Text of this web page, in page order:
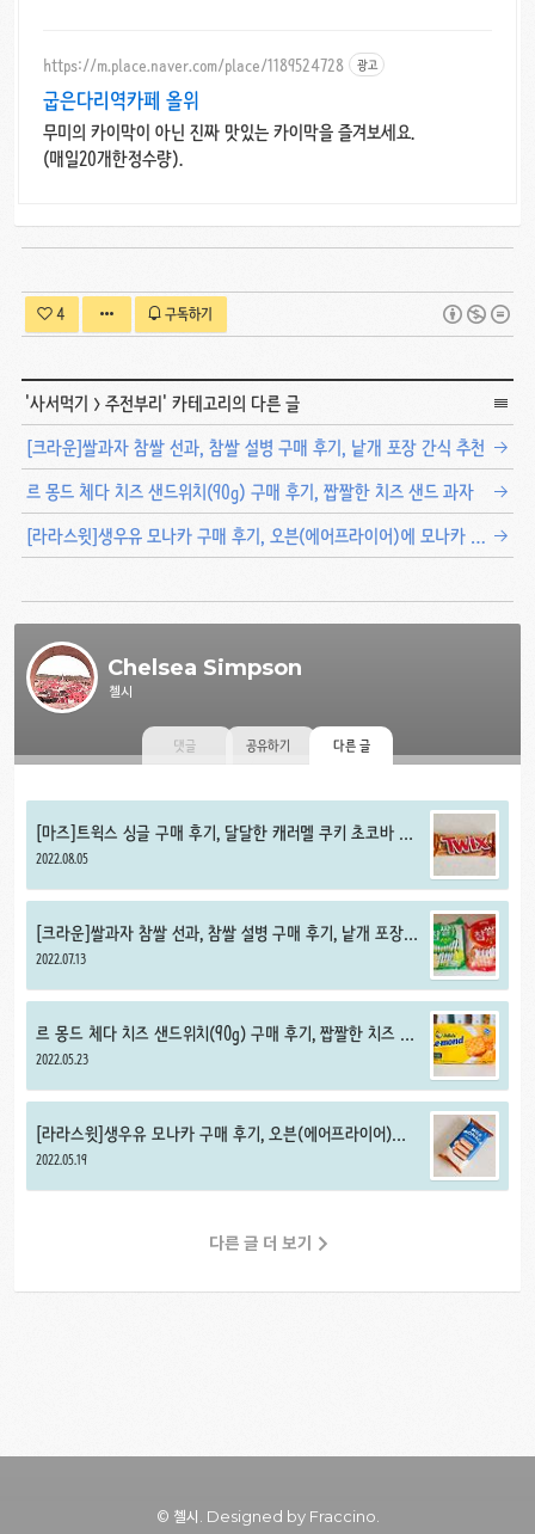
https://m.place.naver.com/place/1189524728 광고
굽은다리역카페 올위
무미의 카이막이 아닌 진짜 맛있는 카이막을 즐겨보세요.
(매일20개한정수량).
4 구독하기
'사서먹기 >주전부리' 카테고리의 다른 글
[크라운]쌀과자 참쌀 선과, 참쌀 설병 구매 후기, 낱개 포장 간식 추천
르 몽드 체다 치즈 샌드위치(90g) 구매 후기, 짭짤한 치즈 샌드 과자
[라라스윗]생우유 모나카 구매 후기, 오븐(에어프라이어)에 모나카 아이스크림 구워먹기
Chelsea Simpson
첼시
댓글 공유하기 다른 글
[마즈]트윅스 싱글 구매 후기, 달달한 캐러멜 쿠키 초코바 추
천
2022.08.05
[크라운]쌀과자 참쌀 선과, 참쌀 설병 구매 후기, 낱개 포장
간식 추천
2022.07.13
르 몽드 체다 치즈 샌드위치(90g) 구매 후기, 짭짤한 치즈 샌
드 과자
2022.05.23
[라라스윗]생우유 모나카 구매 후기, 오븐(에어프라이어)에
모나카 아이스크림 구워먹기
2022.05.19
다른 글 더 보기
© 첼시. Designed by Fraccino.